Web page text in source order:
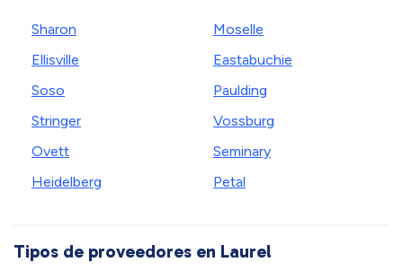
Sharon
Ellisville
Soso
Stringer
Ovett
Heidelberg
Moselle
Eastabuchie
Paulding
Vossburg
Seminary
Petal
Tipos de proveedores en Laurel